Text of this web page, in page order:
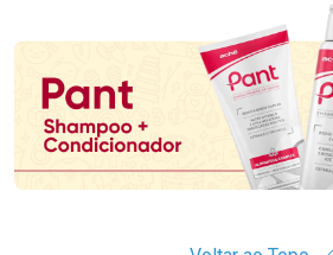
Promoção em Destaque